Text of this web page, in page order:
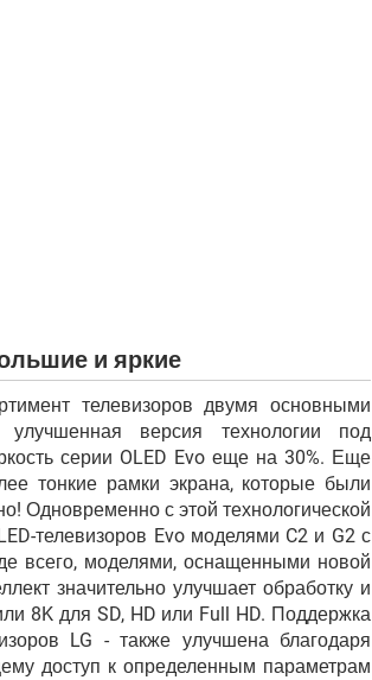
и яркие
телевизоров двумя основными
версия технологии под
серии OLED Evo еще на 30%. Еще
тонкие рамки экрана, которые были
Одновременно с этой технологической
телевизоров Evo моделями C2 и G2 с
всего, моделями, оснащенными новой
значительно улучшает обработку и
8K для SD, HD или Full HD. Поддержка
LG - также улучшена благодаря
доступ к определенным параметрам